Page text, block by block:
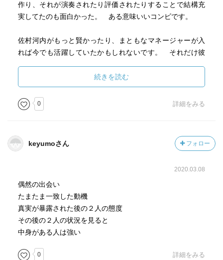
作り、それが演奏されたり評価されたりすることで結構充
実してたのも面白かった。 ある意味いいコンビです。
佐村河内がもっと賢かったり、まともなマネージャーが入
れば今でも活躍していたかもしれないです。 それだけ彼
ーは需要があったし、メディアも取り上げやすかったとい
う事でしょう。
書いてある事実はすごく面白いのだが、著者に人間的深み
ても残念です。
くて、それを踏まえて撮影していた事がよくわかりま
す。 あの作品の中で、佐村河内が作曲したシーンが撮影
されておらず、演奏シーンだけあるのだが、「あの時期は
理由は忘れたけど腹を立てていて、しばらく佐村河内の家
にいってなかった」というのも嘘だと思う。
す。 新垣隆の書いた本も読んでみようと思います。
続きを読む
0 詳細をみる
keyumoさん フォロー
2020.03.08
偶然の出会い
たまたま一致した動機
真実が暴露された後の２人の態度
その後の２人の状況を見ると
中身がある人は強い
0 詳細をみる